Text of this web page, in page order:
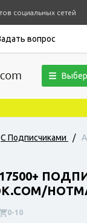
социальных сетей
вопрос
С Подписчиками /
0-10